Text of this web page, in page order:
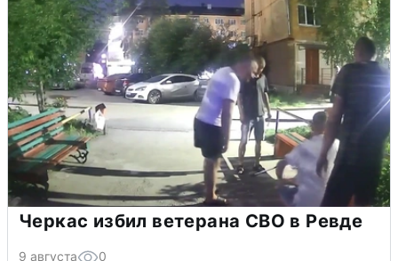
Черкас избил ветерана СВО в Ревде
9 августа 0